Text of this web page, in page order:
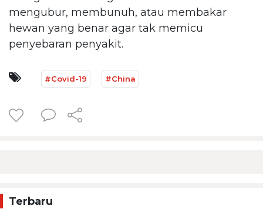
mengubur, membunuh, atau membakar
hewan yang benar agar tak memicu
penyebaran penyakit.
#Covid-19 #China
Terbaru